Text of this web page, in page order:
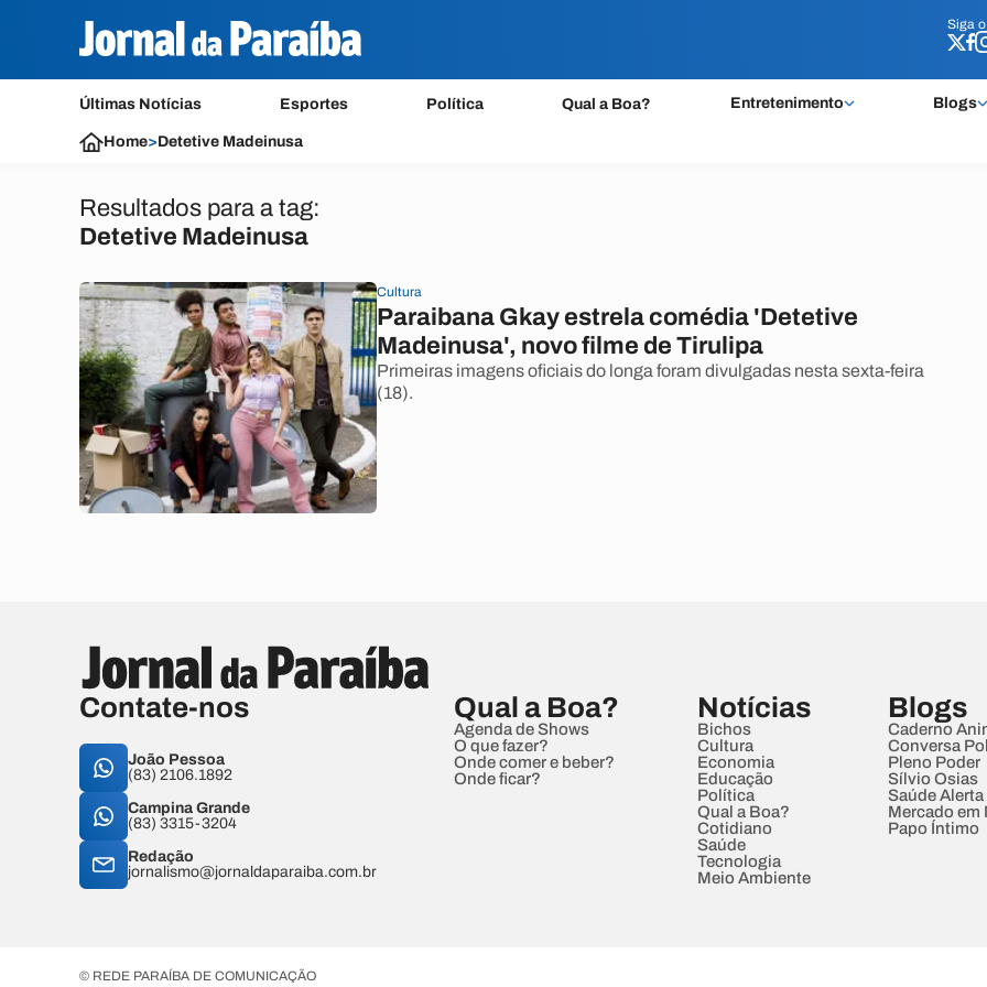
Siga o
Últimas Notícias Esportes Política Qual a Boa? Entretenimento Blogs
Siga o
Home>Detetive Madeinusa
Resultados para a tag:
Detetive Madeinusa
Cultura
Paraibana Gkay estrela comédia 'Detetive
Madeinusa', novo filme de Tirulipa
Primeiras imagens oficiais do longa foram divulgadas nesta sexta-feira
(18).
Contate-nos
João Pessoa
(83) 2106.1892
Campina Grande
(83) 3315-3204
Redação
jornalismo@jornaldaparaiba.com.br
Qual a Boa?
Agenda de Shows
O que fazer?
Onde comer e beber?
Onde ficar?
Notícias
Bichos
Cultura
Economia
Educação
Política
Qual a Boa?
Cotidiano
Saúde
Tecnologia
Meio Ambiente
Blogs
Caderno
Conversa
Pleno Poder
Sílvio Osias
Saúde Alerta
Mercado em
Papo Íntimo
© REDE PARAÍBA DE COMUNICAÇÃO